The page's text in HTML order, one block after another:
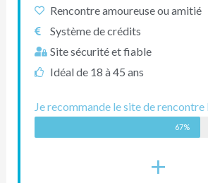
Rencontre amoureuse ou amitié
Système de crédits
Site sécurité et fiable
Idéal de 18 à 45 ans
Je recommande le site de rencontre
67%
+